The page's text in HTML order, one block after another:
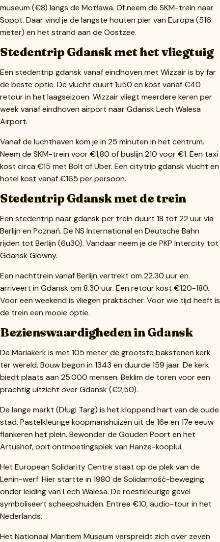
museum (€8) langs de Motława. Of neem de SKM-trein naar
Sopot. Daar vind je de langste houten pier van Europa (516
meter) en het strand aan de Oostzee.
Stedentrip Gdansk met het vliegtuig
Een stedentrip gdansk vanaf eindhoven met Wizzair is by far
de beste optie. De vlucht duurt 1u50 en kost vanaf €40
retour in het laagseizoen. Wizzair vliegt meerdere keren per
week vanaf eindhoven airport naar Gdansk Lech Walesa
Airport.
Vanaf de luchthaven kom je in 25 minuten in het centrum.
Neem de SKM-trein voor €1,80 of buslijn 210 voor €1. Een taxi
kost circa €15 met Bolt of Uber. Een citytrip gdansk vlucht en
hotel kost vanaf €165 per persoon.
Stedentrip Gdansk met de trein
Een stedentrip naar gdansk per trein duurt 18 tot 22 uur via
Berlijn en Poznań. De NS International en Deutsche Bahn
rijden tot Berlijn (6u30). Vandaar neem je de PKP Intercity tot
Gdansk Glowny.
Een nachttrein vanaf Berlijn vertrekt om 22.30 uur en
arriveert in Gdansk om 8.30 uur. Een retour kost €120-180.
Voor een weekend is vliegen praktischer. Voor wie tijd heeft is
de trein een mooie optie.
Bezienswaardigheden in Gdansk
De Mariakerk is met 105 meter de grootste bakstenen kerk
ter wereld. Bouw begon in 1343 en duurde 159 jaar. De kerk
biedt plaats aan 25.000 mensen. Beklim de toren voor een
prachtig uitzicht over Gdansk (€2,50).
De lange markt (Długi Targ) is het kloppend hart van de oude
stad. Pastelkleurige koopmanshuizen uit de 16e en 17e eeuw
flankeren het plein. Bewonder de Gouden Poort en het
Artushof, ooit ontmoetingsplek van Hanze-kooplui.
Het European Solidarity Centre staat op de plek van de
Lenin-werf. Hier startte in 1980 de Solidarność-beweging
onder leiding van Lech Walesa. De roestkleurige gevel
symboliseert scheepshuiden. Entree €10, audio-tour in het
Nederlands.
Het Nationaal Maritiem Museum verspreidt zich over zeven